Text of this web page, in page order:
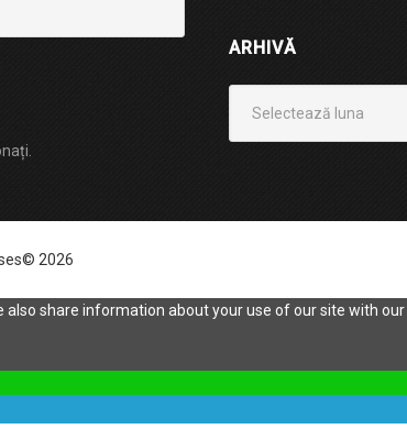
ARHIVĂ
2026
share information about your use of our site with